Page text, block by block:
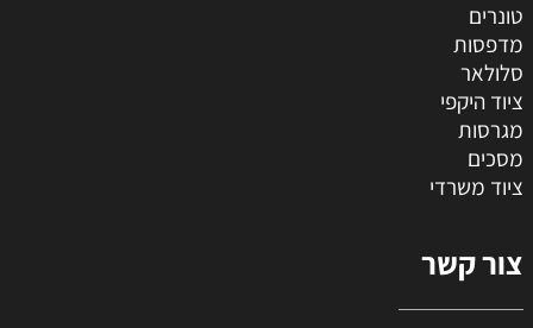
טונרים
מדפסות
סלולאר
ציוד היקפי
מגרסות
מסכים
ציוד משרדי
צור קשר